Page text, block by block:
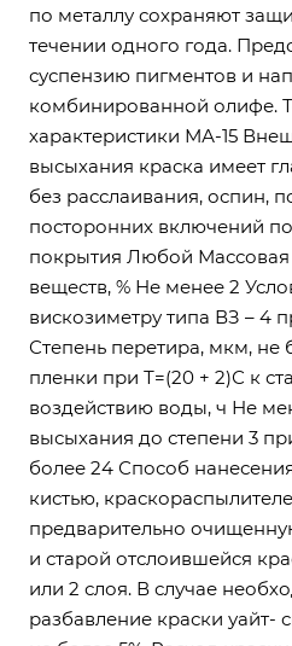
по металлу сохраняют
течении одного года.
суспензию пигментов и
комбинированной олифе.
характеристики МА-15
высыхания краска имеет
без расслаивания, оспин,
посторонних включений
покрытия Любой Массовая
веществ, % Не менее 2
вискозиметру типа ВЗ – 4
Степень перетира, мкм, не
пленки при Т=(20 + 2)С к
воздействию воды, ч Не
высыхания до степени 3
более 24 Способ
кистью,
предварительно
и старой отслоившейся
или 2 слоя. В случае
разбавление краски уайт-